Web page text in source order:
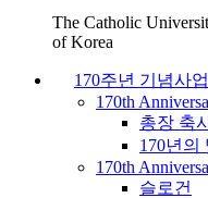
The Catholic
of Korea
170주년 기념사업
170th
총장 축
170년의
170th
슬로건